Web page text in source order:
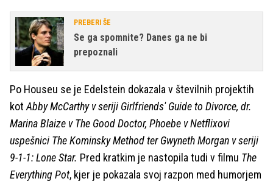
PREBERI ŠE
Se ga spomnite? Danes ga ne bi
prepoznali
Po Houseu se je Edelstein dokazala v številnih projektih
kot Abby McCarthy v seriji Girlfriends' Guide to Divorce, dr.
Marina Blaize v The Good Doctor, Phoebe v Netflixovi
uspešnici The Kominsky Method ter Gwyneth Morgan v seriji
9-1-1: Lone Star. Pred kratkim je nastopila tudi v filmu The
Everything Pot, kjer je pokazala svoj razpon med humorjem